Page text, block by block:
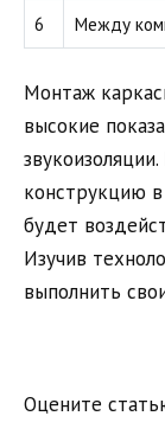
6 Между
Монтаж
высокие
конструкцию
будет
Изучив
выполнить
Оцените